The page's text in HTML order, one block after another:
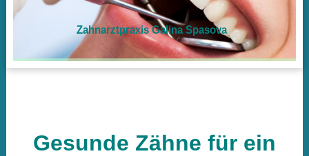
Zahnarztpraxis Galina Spasova
Gesunde Zähne für ein